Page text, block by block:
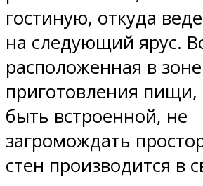
гостиную, откуда
на следующий ярус.
расположенная в зоне
приготовления
быть встроенной, не
загромождать
стен производится в